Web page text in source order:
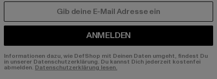
ANMELDEN
Informationen dazu, wie DefShop mit Deinen Daten umgeht, findest Du
in unserer Datenschutzerklärung. Du kannst Dich jederzeit kostenfei
abmelden. Datenschutzerklärung lesen.